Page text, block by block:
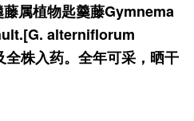
属植物匙羹藤Gymnema
alterniflorum
全株入药。全年可采，晒干